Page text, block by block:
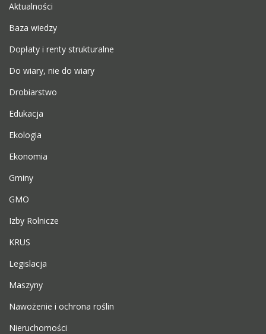
Aktualności
Baza wiedzy
Dopłaty i renty strukturalne
Do wiary, nie do wiary
Drobiarstwo
Edukacja
Ekologia
Ekonomia
Gminy
GMO
Izby Rolnicze
KRUS
Legislacja
Maszyny
Nawożenie i ochrona roślin
Nieruchomości